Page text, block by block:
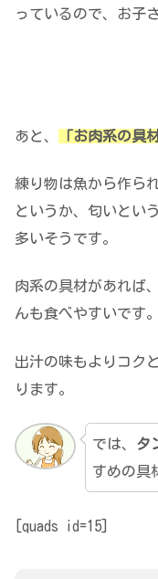
っているので、お子
あと、 「お肉系の具材
練り物は魚から作ら
というか、匂いとい
多いそうです。
肉系の具材があれば
んも食べやすいです。
出汁の味もよりコク
ります。
では、 タ
すめの具
[quads id=15]